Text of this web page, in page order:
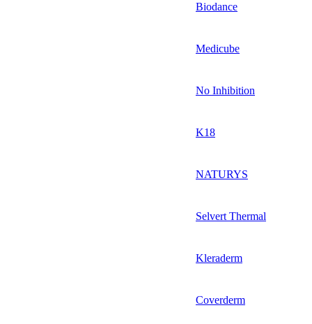
Biodance
Medicube
No Inhibition
K18
NATURYS
Selvert Thermal
Kleraderm
Coverderm